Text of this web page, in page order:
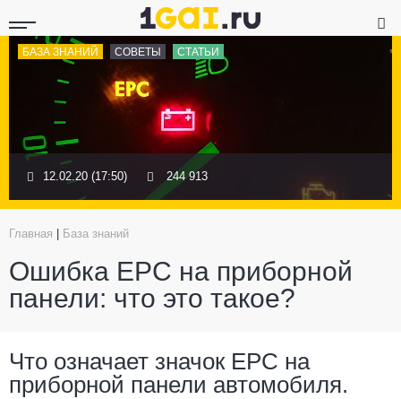
БАЗА ЗНАНИЙ СОВЕТЫ СТАТЬИ
12.02.20 (17:50) 244 913
Главная База знаний
Ошибка EPC на приборной
панели: что это такое?
Что означает значок ЕРС на
приборной панели автомобиля.